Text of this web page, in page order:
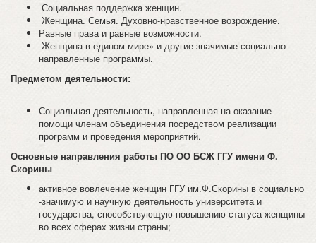
Социальная поддержка женщин.
Женщина. Семья. Духовно-нравственное возрождение.
Равные права и равные возможности.
Женщина в едином мире» и другие значимые социально
направленные программы.
Предметом деятельности:
Социальная деятельность, направленная на оказание
помощи членам объединения посредством реализации
программ и проведения мероприятий.
Основные направления работы ПО ОО БСЖ ГГУ имени Ф.
Скорины
активное вовлечение женщин ГГУ им.Ф.Скорины в социально
-значимую и научную деятельность университета и
государства, способствующую повышению статуса женщины
во всех сферах жизни страны;